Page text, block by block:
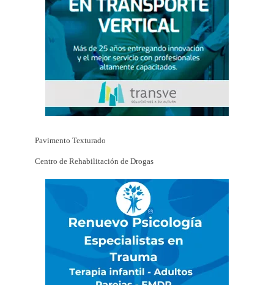
Pavimento Texturado
Centro de Rehabilitación de Drogas